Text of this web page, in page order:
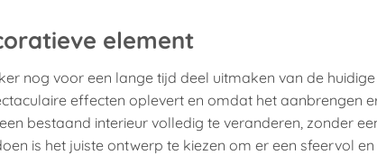
element
nog voor een lange tijd deel uitmaken van de
effecten oplevert en omdat het aanbrengen
bestaand interieur volledig te veranderen, zonder
is het juiste ontwerp te kiezen om er een sfeervol